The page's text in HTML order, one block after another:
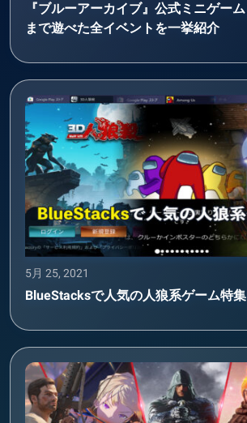
『ブルーアーカイブ』公式ミニゲー
まで遊べた全イベントを一挙紹介
5月 25, 2021
BlueStacksで人気の人狼系ゲーム特集